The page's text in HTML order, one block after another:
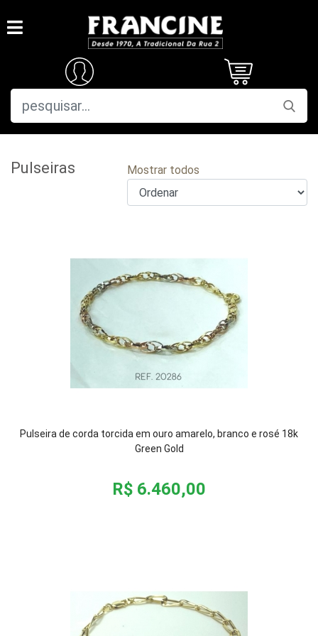
Pulseiras Mostrar todos
Pulseira de corda torcida em ouro amarelo, branco e rosé 18k
Green Gold
R$ 6.460,00